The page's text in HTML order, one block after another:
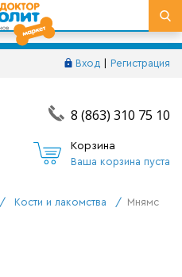
Вход Регистрация
8 (863) 310 75 10
Корзина
Ваша корзина пуста
/ Кости и лакомства / Мнямс